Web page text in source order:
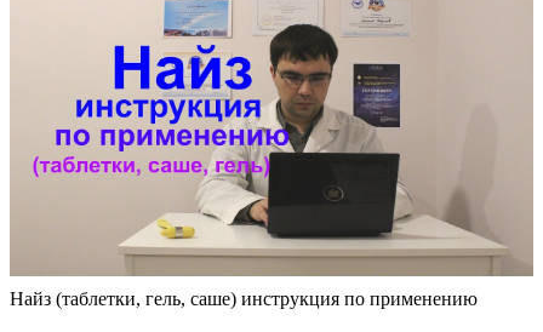
Найз (таблетки, гель, саше) инструкция по применению